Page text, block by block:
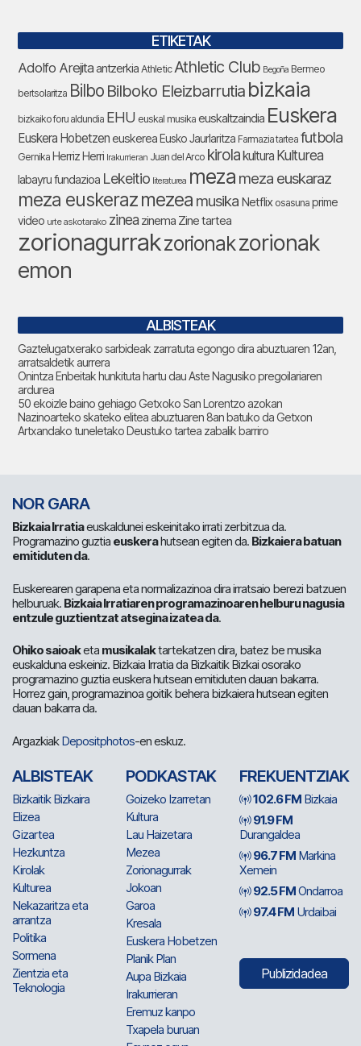
ETIKETAK
Adolfo Arejitaantzerkia Athletic Athletic Club Begoña Bermeo
bertsolaritza Bilbo Bilboko Eleizbarrutia bizkaia
bizkaiko foru aldundia EHU euskal musika euskaltzaindia Euskera
Euskera Hobetzeneuskerea Eusko Jaurlaritza Farmazia tartea futbola
Gernika Herriz Herri Irakurrieran Juan del Arco kirolakultura Kulturea
labayru fundazioa Lekeitio literaturea meza meza euskaraz
meza euskerazmezea musika Netflix osasuna prime
video urte askotarako zinea zinema Zine tartea
zorionagurrakzorionakzorionak
emon
ALBISTEAK
Gaztelugatxerako sarbideak zarratuta egongo dira abuztuaren 12an,
arratsaldetik aurrera
Onintza Enbeitak hunkituta hartu dau Aste Nagusiko pregoilariaren
ardurea
50 ekoizle baino gehiago Getxoko San Lorentzo azokan
Nazinoarteko skateko elitea abuztuaren 8an batuko da Getxon
Artxandako tuneletako Deustuko tartea zabalik barriro
NOR GARA
Bizkaia Irratiaeuskaldunei eskeinitako irrati zerbitzua da.
Programazino guztia euskerahutsean egiten da. Bizkaiera batuan
emitiduten da.
Euskerearen garapena eta normalizazinoa dira irratsaio berezi batzuen
helburuak. Bizkaia Irratiaren programazinoaren helburu nagusia
entzule guztientzat atsegina izatea da.
Ohiko saioaketa musikalaktartekatzen dira, batez be musika
euskalduna eskeiniz. Bizkaia Irratia da Bizkaitik Bizkai osorako
programazino guztia euskera hutsean emitiduten dauan bakarra.
Horrez gain, programazinoa goitik behera bizkaiera hutsean egiten
dauan bakarra da.
ArgazkiakDepositphotos-en eskuz.
ALBISTEAK
Bizkaitik Bizkaira
Elizea
Gizartea
Hezkuntza
Kirolak
Kulturea
Nekazaritza eta
arrantza
Politika
Sormena
Zientzia eta
Teknologia
PODKASTAK
Goizeko Izarretan
Kultura
Lau Haizetara
Mezea
Zorionagurrak
Jokoan
Garoa
Kresala
Euskera Hobetzen
Planik Plan
Aupa Bizkaia
Irakurrieran
Eremuz kanpo
Txapela buruan
FREKUENTZIAK
102.6 FM Bizkaia
91.9 FM
Durangaldea
96.7 FM Markina
Xemein
92.5 FMOndarroa
97.4 FM Urdaibai
Publizidadea